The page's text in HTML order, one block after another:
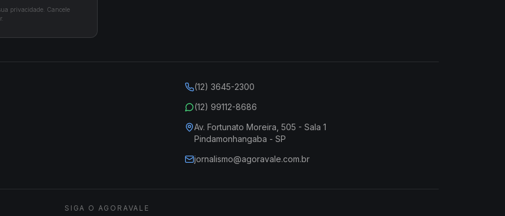
privacidade. Cancele
(12) 3645-2300
(12) 99112-8686
Av. Fortunato Moreira, 505 - Sala 1
Pindamonhangaba - SP
jornalismo@agoravale.com.br
SIGA O AGORAVALE